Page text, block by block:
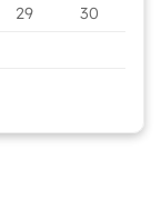
29
30